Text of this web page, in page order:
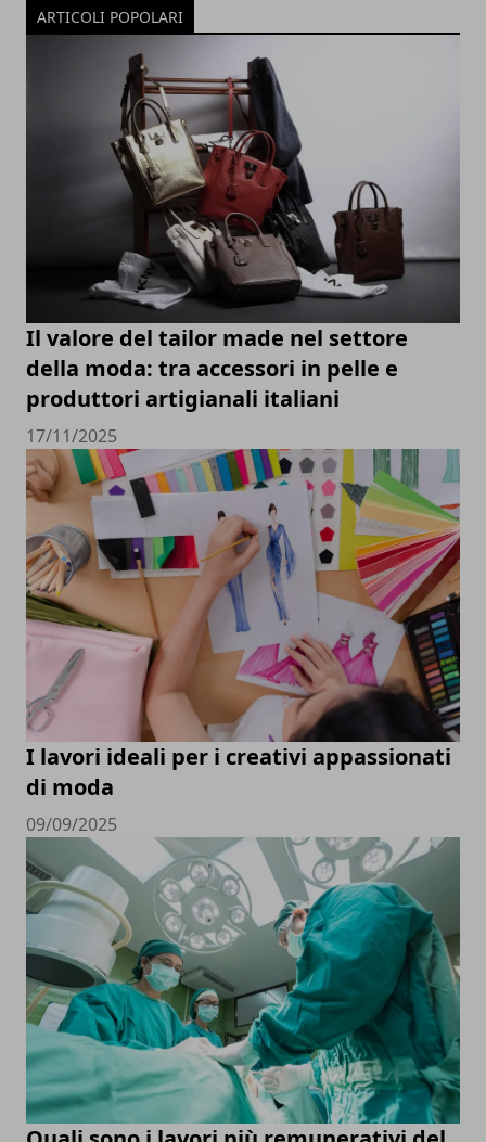
ARTICOLI POPOLARI
Il valore del tailor made nel settore
della moda: tra accessori in pelle e
produttori artigianali italiani
17/11/2025
I lavori ideali per i creativi appassionati
di moda
09/09/2025